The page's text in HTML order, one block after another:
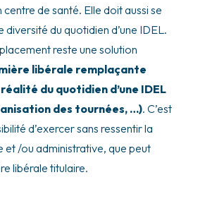
de santé. Elle doit aussi se
du quotidien d’une IDEL.
reste une solution
libérale remplaçante
du quotidien d’une IDEL
des tournées, …). C’est
d’exercer sans ressentir la
et /ou administrative, que peut
libérale titulaire.